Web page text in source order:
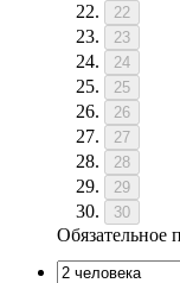
22
23
24
25
26
27
28
29
30
Обязательное